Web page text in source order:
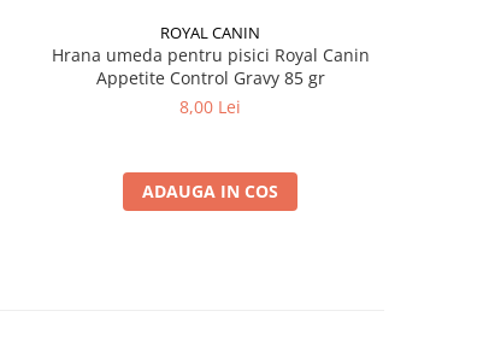
ROYAL CANIN
Hrana umeda pentru pisici Royal Canin
Appetite Control Gravy 85 gr
8,00 Lei
ADAUGA IN COS